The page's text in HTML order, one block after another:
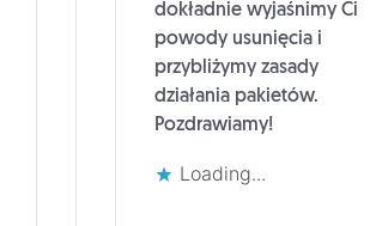
dokładnie wyjaśnimy Ci
powody usunięcia i
przybliżymy zasady
działania pakietów.
Pozdrawiamy!
Loading...